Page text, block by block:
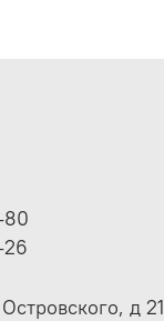
80
26
д 21